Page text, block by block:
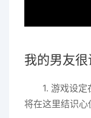
我的男友
1. 游戏设
将在这里结识心